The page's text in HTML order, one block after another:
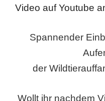
Video auf Youtube
Spannender
der
Wollt ihr nachdem